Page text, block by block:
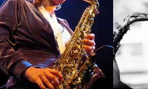
강기만
강의보기